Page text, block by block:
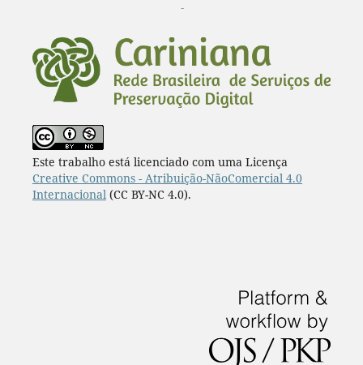
¨
Este trabalho está licenciado com uma Licença
Creative Commons - Atribuição-NãoComercial 4.0
Internacional(CC BY-NC 4.0).